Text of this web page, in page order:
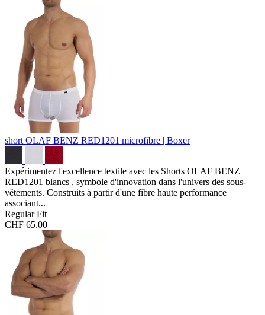
short OLAF BENZ RED1201 microfibre | Boxer
Expérimentez l'excellence textile avec les Shorts OLAF BENZ
RED1201 blancs , symbole d'innovation dans l'univers des sous-
vêtements. Construits à partir d'une fibre haute performance
associant...
Regular Fit
CHF 65.00